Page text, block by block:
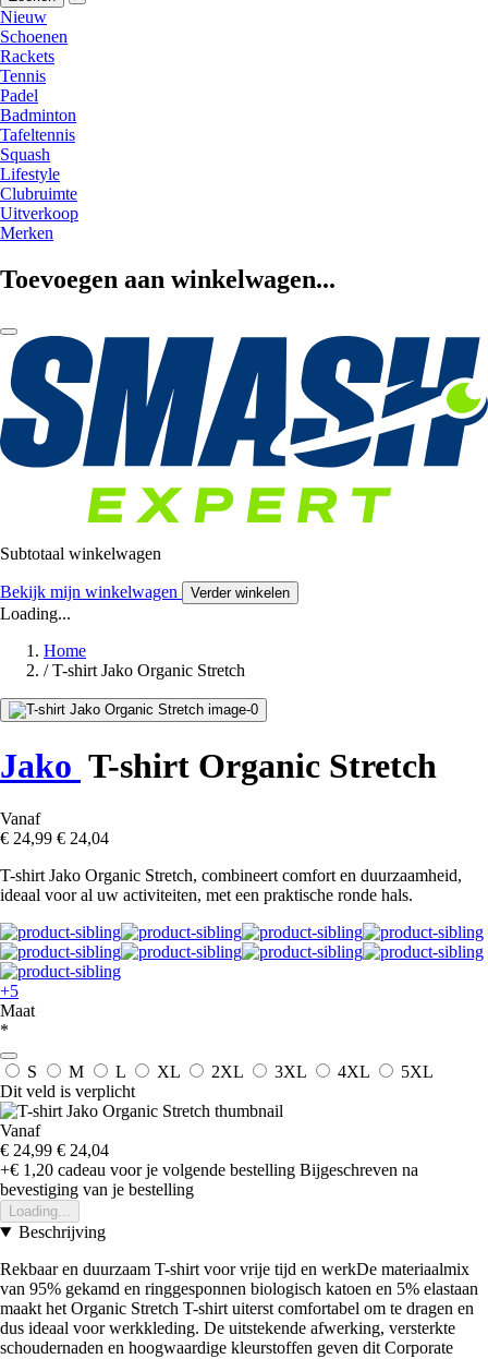
Nieuw
Schoenen
Rackets
Tennis
Padel
Badminton
Tafeltennis
Squash
Lifestyle
Clubruimte
Uitverkoop
Merken
Toevoegen aan winkelwagen...
Subtotaal winkelwagen
Bekijk mijn winkelwagen Verder winkelen
Loading...
Home
/ T-shirt Jako Organic Stretch
Jako T-shirt Organic Stretch
Vanaf
€ 24,99 € 24,04
T-shirt Jako Organic Stretch, combineert comfort en duurzaamheid,
ideaal voor al uw activiteiten, met een praktische ronde hals.
+5
Maat
*
S M L XL 2XL 3XL 4XL
5XL
Dit veld is verplicht
Vanaf
€ 24,99 € 24,04
+€ 1,20 cadeau voor je volgende bestelling Bijgeschreven na
bevestiging van je bestelling
Loading...
Beschrijving
Rekbaar en duurzaam T-shirt voor vrije tijd en werkDe materiaalmix
van 95% gekamd en ringgesponnen biologisch katoen en 5% elastaan
maakt het Organic Stretch T-shirt uiterst comfortabel om te dragen en
dus ideaal voor werkkleding. De uitstekende afwerking, versterkte
schoudernaden en hoogwaardige kleurstoffen geven dit Corporate